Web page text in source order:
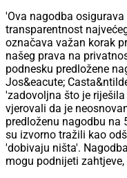
'Ova nagodba
transparentnost
označava važan korak
našeg prava na
podnesku predložene
Jos&eacute;
'zadovoljna što je
vjerovali da je
predloženu nagodbu na
su izvorno tražili kao
'dobivaju ništa'.
mogu podnijeti zahtjeve,